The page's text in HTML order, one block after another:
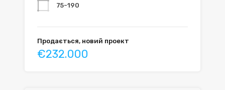
75-190
Продається, новий проект
€232.000